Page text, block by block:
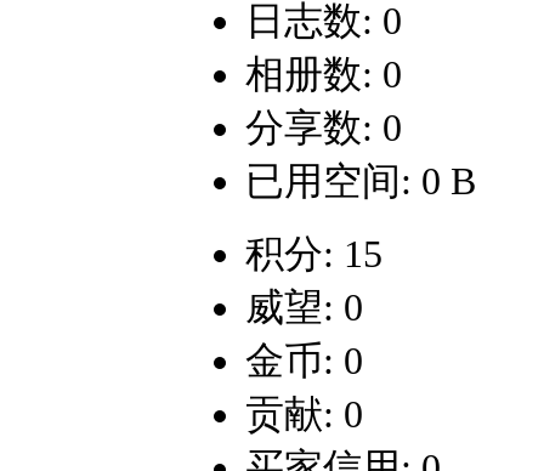
日志数: 0
相册数: 0
分享数: 0
已用空间: 0 B
积分: 15
威望: 0
金币: 0
贡献: 0